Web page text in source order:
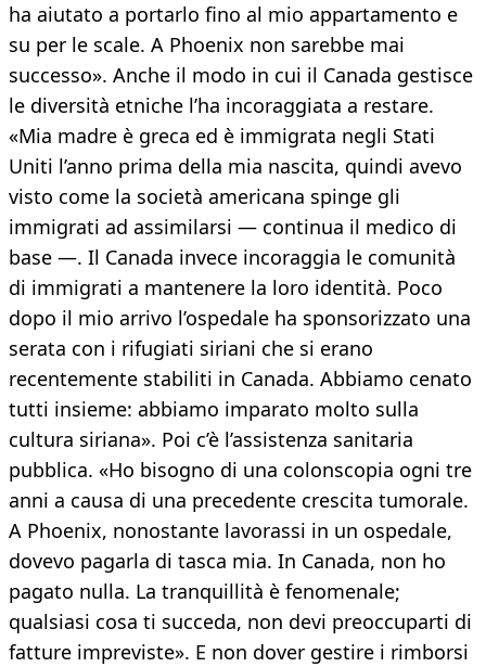
ha aiutato a portarlo fino al mio appartamento e
su per le scale. A Phoenix non sarebbe mai
successo». Anche il modo in cui il Canada gestisce
le diversità etniche l’ha incoraggiata a restare.
«Mia madre è greca ed è immigrata negli Stati
Uniti l’anno prima della mia nascita, quindi avevo
visto come la società americana spinge gli
immigrati ad assimilarsi — continua il medico di
base —. Il Canada invece incoraggia le comunità
di immigrati a mantenere la loro identità. Poco
dopo il mio arrivo l’ospedale ha sponsorizzato una
serata con i rifugiati siriani che si erano
recentemente stabiliti in Canada. Abbiamo cenato
tutti insieme: abbiamo imparato molto sulla
cultura siriana». Poi c’è l’assistenza sanitaria
pubblica. «Ho bisogno di una colonscopia ogni tre
anni a causa di una precedente crescita tumorale.
A Phoenix, nonostante lavorassi in un ospedale,
dovevo pagarla di tasca mia. In Canada, non ho
pagato nulla. La tranquillità è fenomenale;
qualsiasi cosa ti succeda, non devi preoccuparti di
fatture impreviste». E non dover gestire i rimborsi